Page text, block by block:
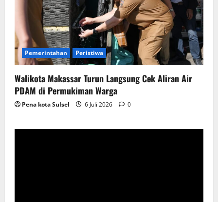
Pemerintahan Peristiwa
Walikota Makassar Turun Langsung Cek Aliran Air
PDAM di Permukiman Warga
Pena kota Sulsel 6 Juli 2026 0